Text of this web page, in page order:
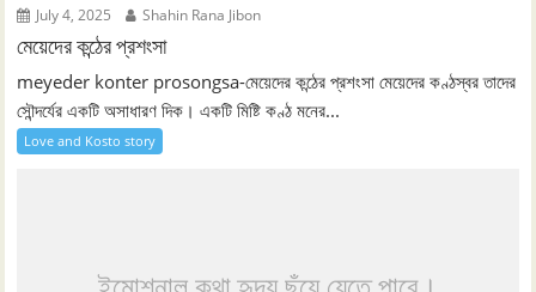
July 4, 2025 Shahin Rana Jibon
মেয়েদের কন্ঠের প্রশংসা
meyeder konter prosongsa-মেয়েদের কন্ঠের প্রশংসা মেয়েদের কণ্ঠস্বর তাদের
সৌন্দর্যের একটি অসাধারণ দিক। একটি মিষ্টি কণ্ঠ মনের...
Love and Kosto story